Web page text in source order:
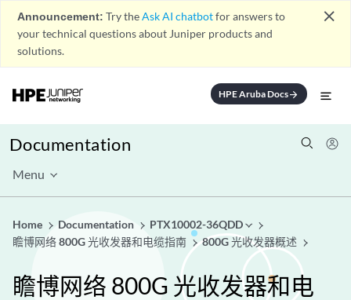
Announcement: Try theAsk AI chatbotfor answers to
your technical questions about Juniper products and
solutions.
close
HPE Aruba Docsarrow_forward
Documentation
Menu
Home Documentation
PTX10002-36QDD
瞻博网络 800G 光收发器和电缆指南
800G 光收发器概述
瞻博网络 800G 光收发器和电